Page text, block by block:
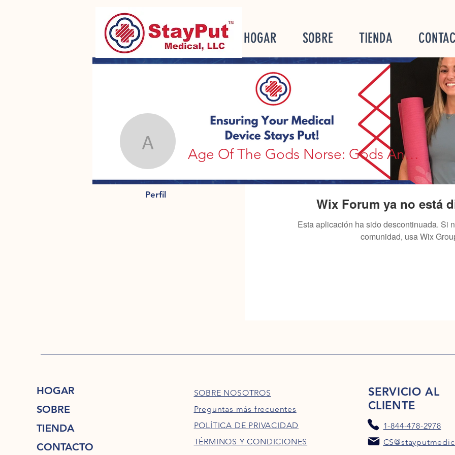
HOGAR SOBRE TIENDA
Wix Forum ya no está
Esta aplicación ha sido descontinuada. Si
comunidad, usa Wix
Age Of The Gods Norse: Gods And
Age Of The Gods Norse: Gods And Giants Brasil Sem Depósito, chiavetta internet bitcoin slot sim
Perfil
HOGAR
SOBRE
TIENDA
CONTACTO
SOBRE NOSOTROS
Preguntas más frecuentes
POLÍTICA DE PRIVACIDAD
TÉRMINOS Y CONDICIONES
SERVICIO AL
CLIENTE
1-844-478-2978